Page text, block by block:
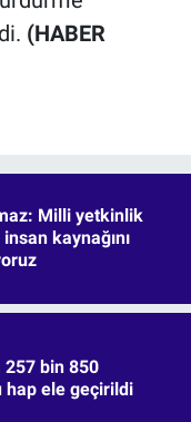
(HABER
Milli yetkinlik
kaynağını
bin 850
hap ele geçirildi